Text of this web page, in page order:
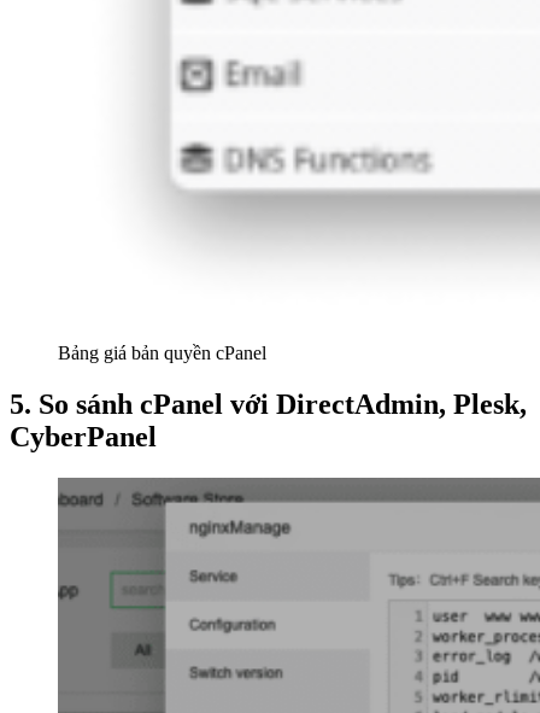
Bảng giá bản quyền cPanel
5. So sánh cPanel với DirectAdmin, Plesk,
CyberPanel